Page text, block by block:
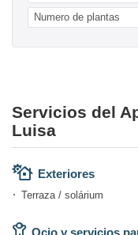
Numero de plantas
Servicios del
Luisa
Exteriores
Terraza / solárium